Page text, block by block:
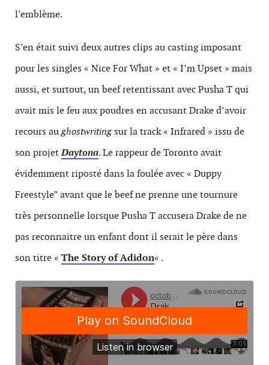
l’emblème.
S’en était suivi deux autres clips au casting imposant
pour les singles « Nice For What » et « I’m Upset » mais
aussi, et surtout, un beef retentissant avec Pusha T qui
avait mis le feu aux poudres en accusant Drake d’avoir
recours aughostwritingsur la track « Infrared » issu de
son projetDaytona. Le rappeur de Toronto avait
évidemment riposté dans la foulée avec « Duppy
Freestyle” avant que le beef ne prenne une tournure
très personnelle lorsque Pusha T accusera Drake de ne
pas reconnaitre un enfant dont il serait le père dans
son titre « The Story of Adidon« .